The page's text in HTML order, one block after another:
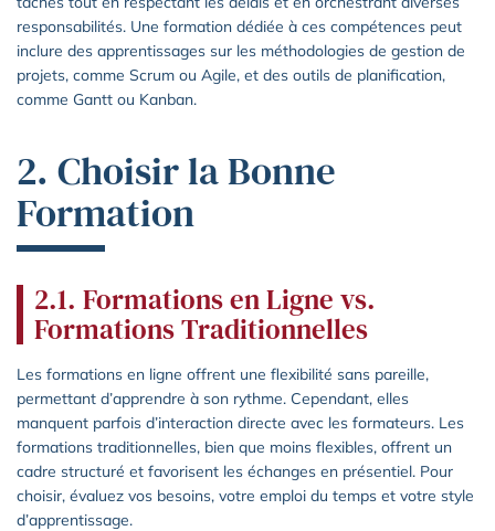
responsabilités. Une formation dédiée à ces compétences peut
inclure des apprentissages sur les méthodologies de gestion de
projets, comme Scrum ou Agile, et des outils de planification,
comme Gantt ou Kanban.
2. Choisir la Bonne
Formation
2.1. Formations en Ligne vs.
Formations Traditionnelles
Les formations en ligne offrent une flexibilité sans pareille,
permettant d’apprendre à son rythme. Cependant, elles
manquent parfois d’interaction directe avec les formateurs. Les
formations traditionnelles, bien que moins flexibles, offrent un
cadre structuré et favorisent les échanges en présentiel. Pour
choisir, évaluez vos besoins, votre emploi du temps et votre style
d’apprentissage.